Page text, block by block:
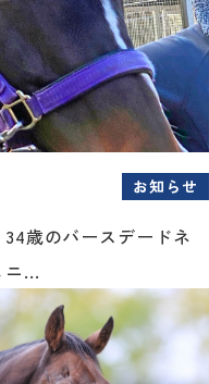
お知らせ
34歳のバースデードネ
...